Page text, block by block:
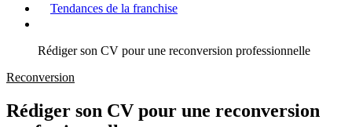
Tendances de la franchise
Rédiger son CV pour une reconversion professionnelle
Reconversion
Rédiger son CV pour une reconversion